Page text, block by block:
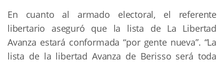
En cuanto al armado electoral, el referente
libertario aseguró que la lista de La Libertad
Avanza estará conformada “por gente nueva”. “La
lista de la libertad Avanza de Berisso será toda